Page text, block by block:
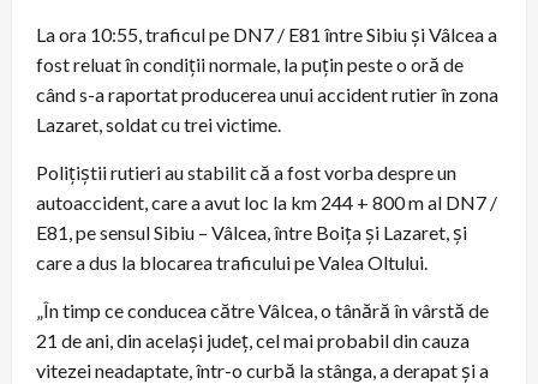
La ora 10:55, traficul pe DN7 / E81 între Sibiu și Vâlcea a
fost reluat în condiții normale, la puțin peste o oră de
când s-a raportat producerea unui accident rutier în zona
Lazaret, soldat cu trei victime.
Polițiștii rutieri au stabilit că a fost vorba despre un
autoaccident, care a avut loc la km 244 + 800 m al DN7 /
E81, pe sensul Sibiu – Vâlcea, între Boița și Lazaret, și
care a dus la blocarea traficului pe Valea Oltului.
„În timp ce conducea către Vâlcea, o tânără în vârstă de
21 de ani, din același județ, cel mai probabil din cauza
vitezei neadaptate, într-o curbă la stânga, a derapat și a